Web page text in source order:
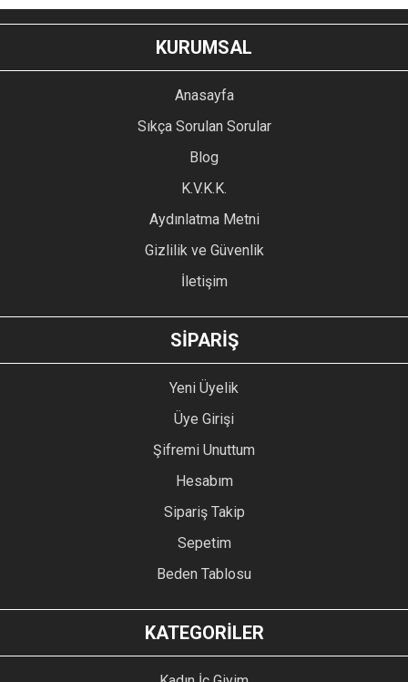
YORUM YAZ
Bu ürünün fiyat bilgisi, resim, ürün açıklamalarında ve diğer
konularda yetersiz gördüğünüz noktaları öneri formunu
kullanarak tarafımıza iletebilirsiniz.
Ürün resmi kalitesiz, bozuk veya görüntülenemiyor.
Ürün açıklamasında eksik bilgiler bulunuyor.
Ürün bilgilerinde hatalar bulunuyor.
Ürün fiyatı diğer sitelerden daha pahalı.
GÖNDER
KURUMSAL
Anasayfa
Sıkça Sorulan Sorular
Blog
K.V.K.K.
Aydınlatma Metni
Gizlilik ve Güvenlik
İletişim
SİPARİŞ
Yeni Üyelik
Üye Girişi
Şifremi Unuttum
Hesabım
Sipariş Takip
Sepetim
Beden Tablosu
KATEGORİLER